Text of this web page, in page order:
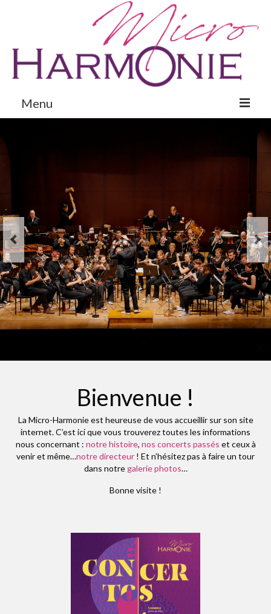
Menu
La Passion 2022
Galerie
Nous Soutenir
Contact
Espace membres
Bienvenue !
La Micro-Harmonie est heureuse de vous accueillir sur son site
internet. C’est ici que vous trouverez toutes les informations
nous concernant : notre histoire, nos concerts passés et ceux à
venir et même…notre directeur ! Et n’hésitez pas à faire un tour
dans notre galerie photos…
Bonne visite !